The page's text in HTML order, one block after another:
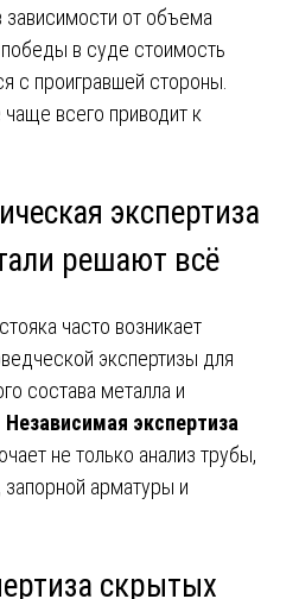
зависимости от объема
в суде стоимость
с проигравшей стороны.
всего приводит к
экспертиза
решают всё
часто возникает
экспертизы для
состава металла и
Независимая экспертиза
не только анализ трубы,
арматуры и
скрытых